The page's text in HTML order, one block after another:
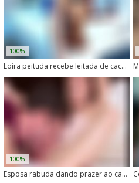
100%
Loira peituda recebe leitada de cachorro na buceta
100%
Esposa rabuda dando prazer ao cachorro em flagrante amador